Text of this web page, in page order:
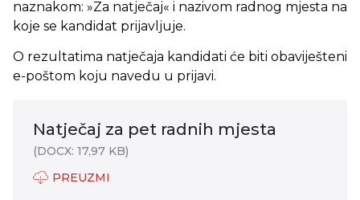
naznakom: »Za natječaj« i nazivom radnog mjesta na
koje se kandidat prijavljuje.
O rezultatima natječaja kandidati će biti obaviješteni
e-poštom koju navedu u prijavi.
Natječaj za pet radnih mjesta
(DOCX: 17,97 KB)
PREUZMI